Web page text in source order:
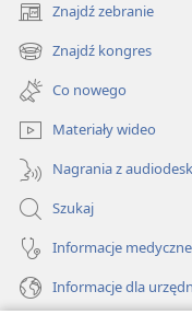
Znajdź zebranie
(opens
new
window)
Znajdź kongres
(opens
new
window)
Co nowego
Materiały wideo
Nagrania z
Szukaj
Informacje
Informacje dla